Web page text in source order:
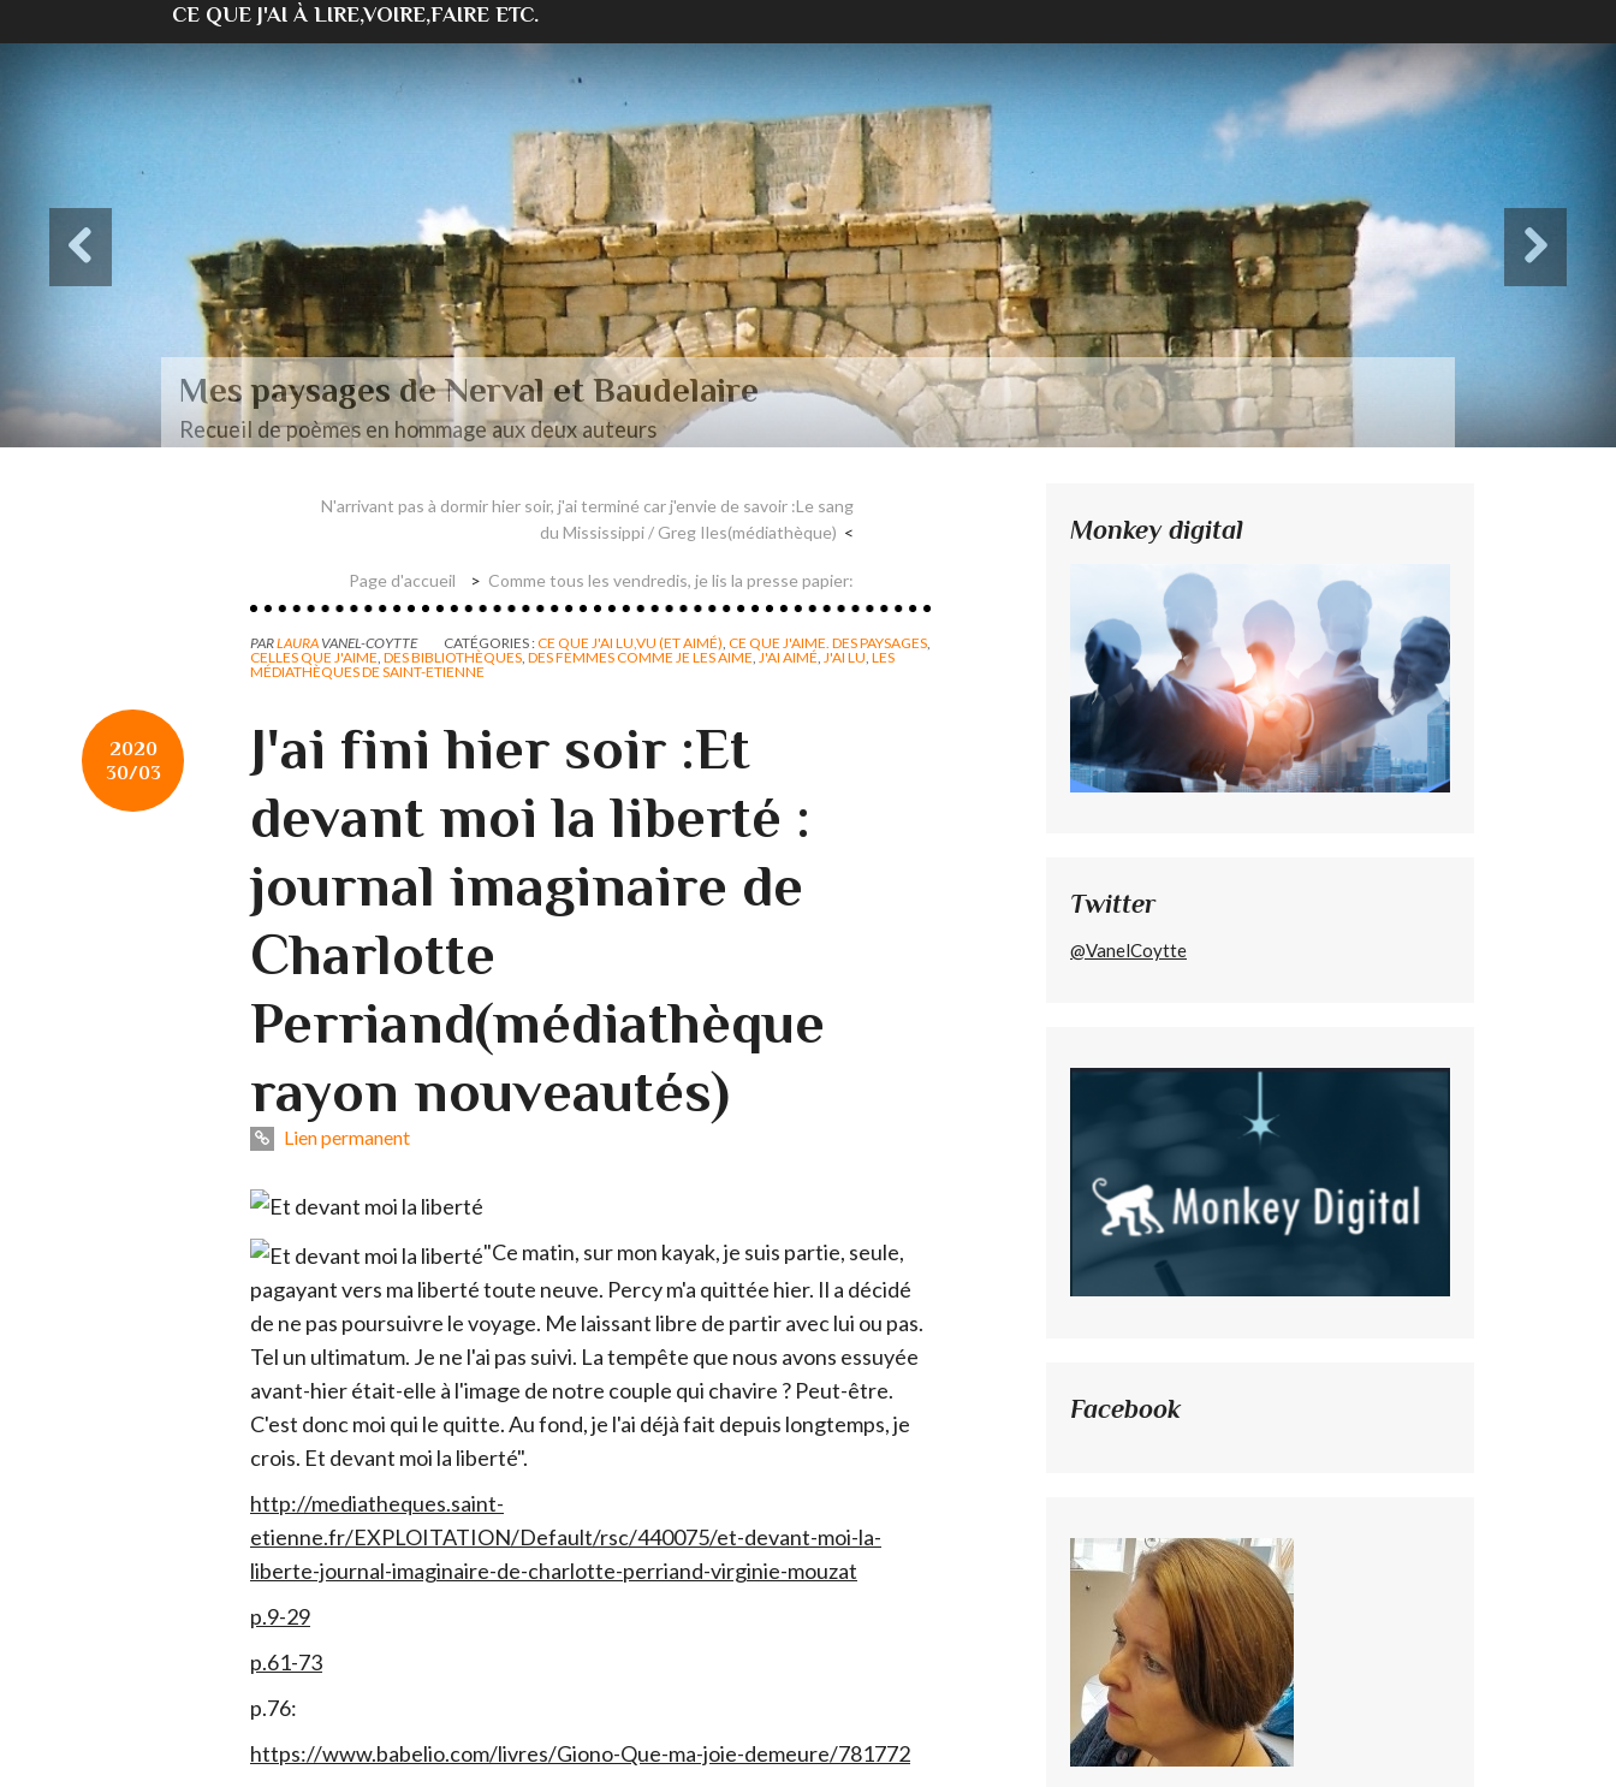
CE QUE J'AI À LIRE,VOIRE,FAIRE ETC.
Des paysages de Baudelaire et Nerval
Mon mémoire de maîtrise
N'arrivant pas à dormir hier soir, j'ai terminé car j'envie de savoir :Le sang
du Mississippi / Greg Iles(médiathèque)
Page d'accueil Comme tous les vendredis, je lis la presse papier:
PARLAURA VANEL-COYTTE CATÉGORIES :CE QUE J'AI LU,VU (ET AIMÉ) CE QUE J'AIME. DES PAYSAGES
CELLES QUE J'AIME DES BIBLIOTHÈQUES DES FEMMES COMME JE LES AIME ,J'AI AIMÉ J'AI LU LES
MÉDIATHÈQUES DE SAINT-ETIENNE
2020
30/03
J'ai fini hier soir :Et
devant moi la liberté :
journal imaginaire de
Charlotte
Perriand(médiathèque
rayon nouveautés)
Lien permanent
"Ce matin, sur mon kayak, je suis partie, seule,
pagayant vers ma liberté toute neuve. Percy m'a quittée hier. Il a décidé
de ne pas poursuivre le voyage. Me laissant libre de partir avec lui ou pas.
Tel un ultimatum. Je ne l'ai pas suivi. La tempête que nous avons essuyée
avant-hier était-elle à l'image de notre couple qui chavire ? Peut-être.
C'est donc moi qui le quitte. Au fond, je l'ai déjà fait depuis longtemps, je
crois. Et devant moi la liberté".
http://mediatheques.saint-
etienne.fr/EXPLOITATION/Default/rsc/440075/et-devant-moi-la-
liberte-journal-imaginaire-de-charlotte-perriand-virginie-mouzat
p.9-29
p.61-73
p.76:
https://www.babelio.com/livres/Giono-Que-ma-joie-demeure/781772
Monkey digital
Twitter
@VanelCoytte
Facebook